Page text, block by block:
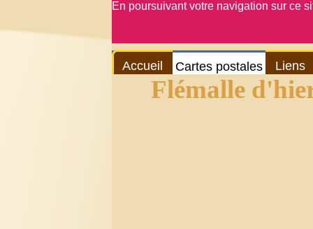
En poursuivant votre navigation sur ce
Accueil Cartes postales Liens
Flémalle d'hier